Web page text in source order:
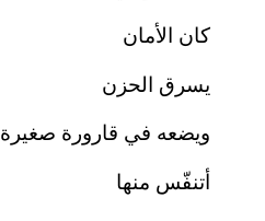
كان الأمان
يسرق الحزن
ويضعه في قارورة صغيرة
أتنفّس منها